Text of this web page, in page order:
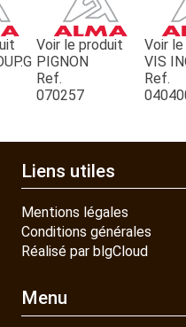
PIECES
Voir le produit
PIGNON
Ref.
070257
Voir
VIS
Ref.
Liens utiles
Mentions légales
Conditions générales
Réalisé par blgCloud
Menu